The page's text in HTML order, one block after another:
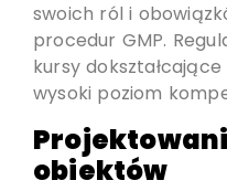
swoich ról i
procedur GMP.
kursy
wysoki poziom
obiektów